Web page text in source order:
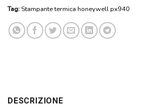
Tag: Stampante termica honeywell px940
DESCRIZIONE